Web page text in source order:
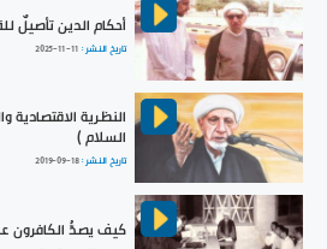
أحكام الدين تأصيلٌ
تاريخ النشر : 2025-11-11
النظرية الاقتصادية
السلام )
تاريخ النشر :2019-09-18
كيف يصدُّ الكافرون